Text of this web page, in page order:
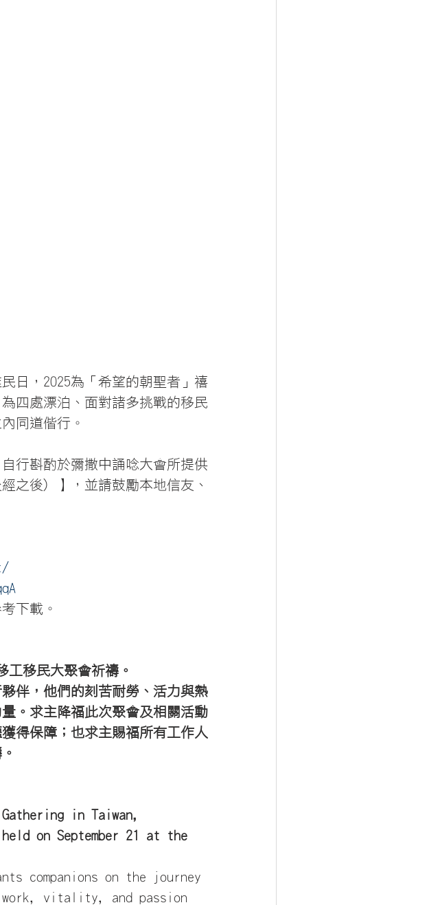
日，2025為「希望的朝聖者」禧
四處漂泊、面對諸多挑戰的移民
同道偕行。
行斟酌於彌撒中誦唸大會所提供
之後) 】，並請鼓勵本地信友、
下載。
工移民大聚會祈禱。
伴，他們的刻苦耐勞、活力與熱
。求主降福此次聚會及相關活動
得保障；也求主賜福所有工作人
in Taiwan,
on September 21 at the
companions on the journey
vitality, and passion